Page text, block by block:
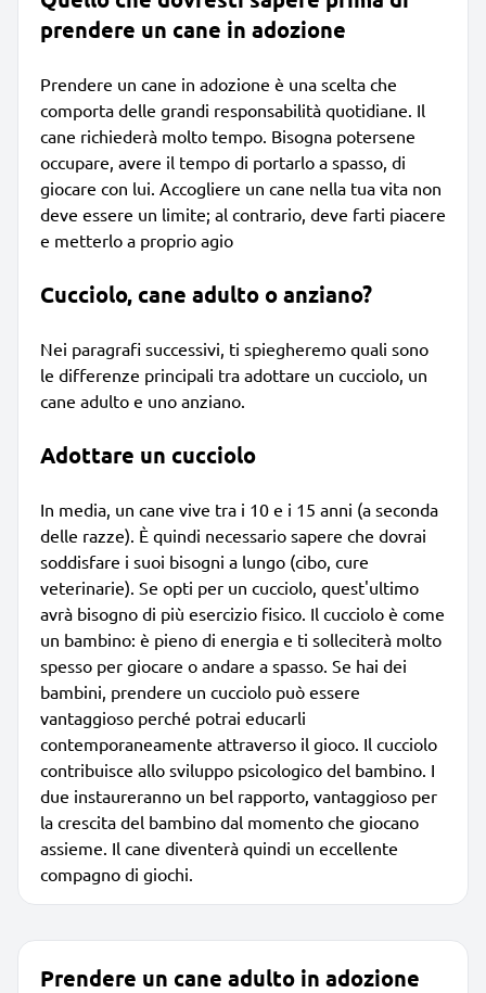
prendere un cane in adozione
Prendere un cane in adozione è una scelta che
comporta delle grandi responsabilità quotidiane. Il
cane richiederà molto tempo. Bisogna potersene
occupare, avere il tempo di portarlo a spasso, di
giocare con lui. Accogliere un cane nella tua vita non
deve essere un limite; al contrario, deve farti piacere
e metterlo a proprio agio
Cucciolo, cane adulto o anziano?
Nei paragrafi successivi, ti spiegheremo quali sono
le differenze principali tra adottare un cucciolo, un
cane adulto e uno anziano.
Adottare un cucciolo
In media, un cane vive tra i 10 e i 15 anni (a seconda
delle razze). È quindi necessario sapere che dovrai
soddisfare i suoi bisogni a lungo (cibo, cure
veterinarie). Se opti per un cucciolo, quest'ultimo
avrà bisogno di più esercizio fisico. Il cucciolo è come
un bambino: è pieno di energia e ti solleciterà molto
spesso per giocare o andare a spasso. Se hai dei
bambini, prendere un cucciolo può essere
vantaggioso perché potrai educarli
contemporaneamente attraverso il gioco. Il cucciolo
contribuisce allo sviluppo psicologico del bambino. I
due instaureranno un bel rapporto, vantaggioso per
la crescita del bambino dal momento che giocano
assieme. Il cane diventerà quindi un eccellente
compagno di giochi.
Prendere un cane adulto in adozione